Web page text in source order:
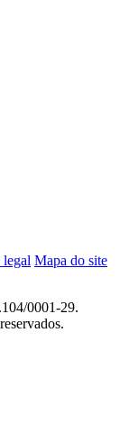
legal Mapa do site
0001-29.